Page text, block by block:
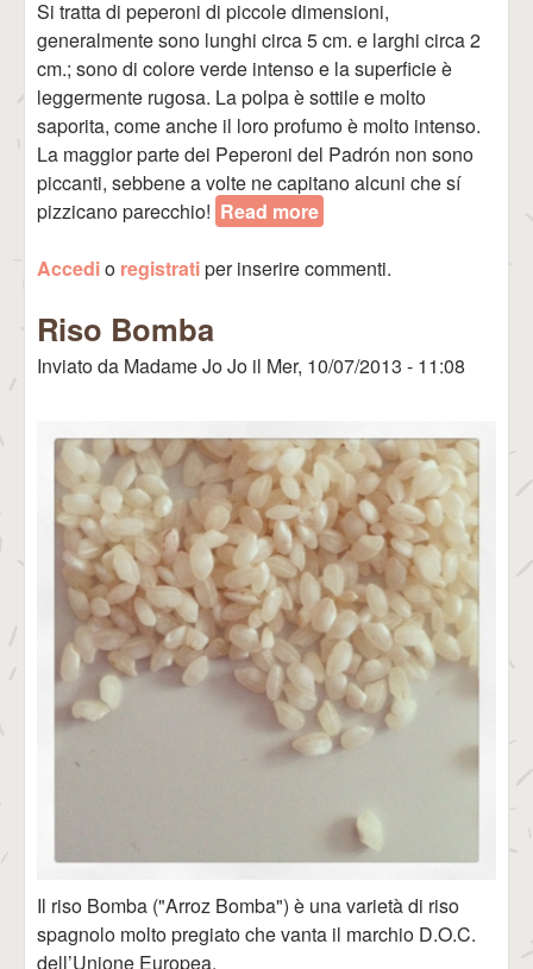
Si tratta di peperoni di piccole dimensioni,
generalmente sono lunghi circa 5 cm. e larghi circa 2
cm.; sono di colore verde intenso e la superficie è
leggermente rugosa. La polpa è sottile e molto
saporita, come anche il loro profumo è molto intenso.
La maggior parte dei Peperoni del Padrón non sono
piccanti, sebbene a volte ne capitano alcuni che sí
pizzicano parecchio! Read more
Accedio registratiper inserire commenti.
Riso Bomba
Inviato da Madame Jo Jo il Mer, 10/07/2013 - 11:08
Il riso Bomba ("Arroz Bomba") è una varietà di riso
spagnolo molto pregiato che vanta il marchio D.O.C.
dell’Unione Europea.